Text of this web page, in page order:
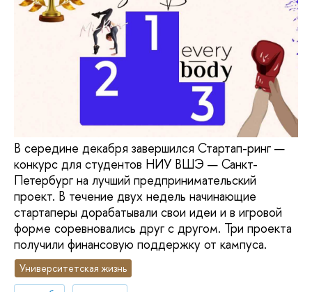
В середине декабря завершился Стартап-ринг —
конкурс для студентов НИУ ВШЭ — Санкт-
Петербург на лучший предпринимательский
проект. В течение двух недель начинающие
стартаперы дорабатывали свои идеи и в игровой
форме соревновались друг с другом. Три проекта
получили финансовую поддержку от кампуса.
Университетская жизнь